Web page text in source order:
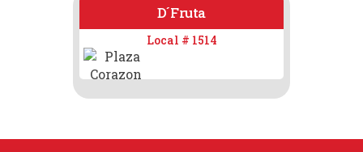
D´fruta
Local # 1514